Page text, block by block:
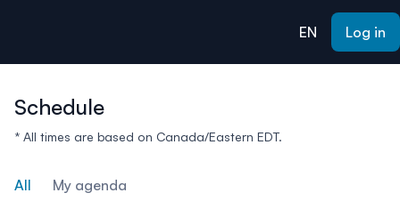
EN
Log in
Schedule
* All times are based on Canada/Eastern EDT.
All My agenda